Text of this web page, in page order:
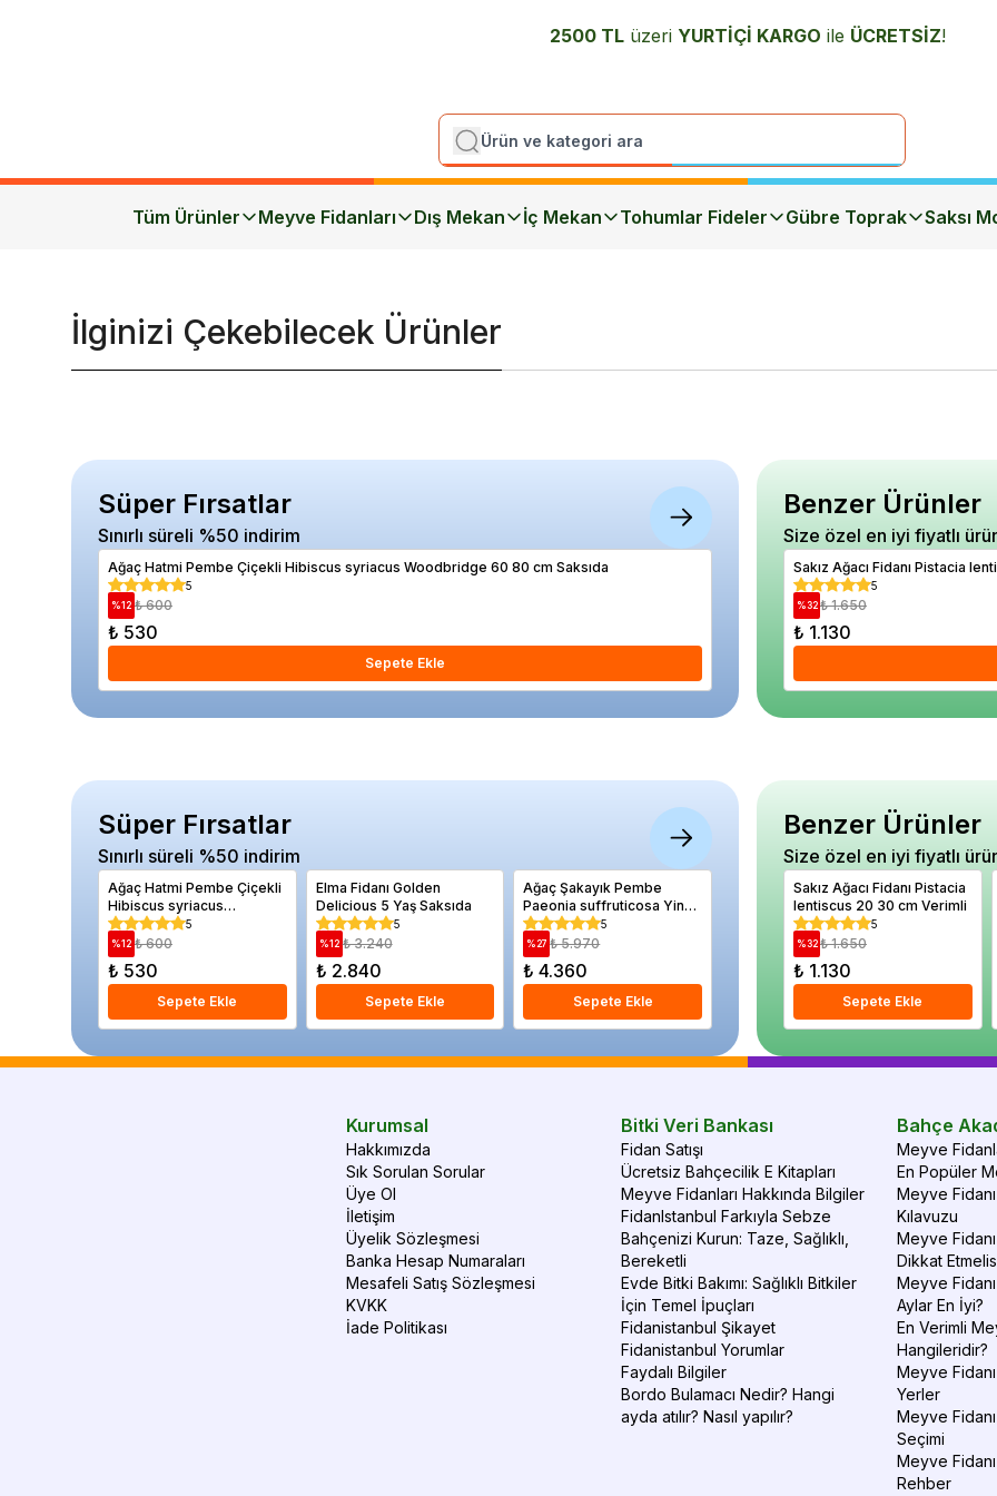
2500 TL üzeri YURTİÇİ KARGO ile ÜCRETSİZ!
Tüm Ürünler Meyve Fidanları Dış Mekan İç Mekan Tohumlar Fideler Gübre Toprak Saksı
İlginizi Çekebilecek Ürünler
Süper Fırsatlar
Sınırlı süreli %50 indirim
Ağaç Hatmi Pembe Çiçekli Hibiscus syriacus Woodbridge 60 80 cm Saksıda
5
%12 ₺ 600
₺ 530
Sepete Ekle
Elma Fidanı Golden Delicious 5 Yaş
5
₺ 3.240
Benzer Ürünler
Size özel en iyi fiyatlı
Sakız Ağacı Fidanı Pistacia
5
%32 ₺ 1.650
₺ 1.130
Süper Fırsatlar
Sınırlı süreli %50 indirim
Ağaç Hatmi Pembe Çiçekli
Hibiscus syriacus
Woodbridge 60 80 cm
Saksıda
5
%12 ₺ 600
₺ 530
Sepete Ekle
Elma Fidanı Golden
Delicious 5 Yaş Saksıda
5
%12 ₺ 3.240
₺ 2.840
Sepete Ekle
Ağaç Şakayık Pembe
Paeonia suffruticosa Yin
Hong Qiao Dui 20 cm İthal
5
%27 ₺ 5.970
₺ 4.360
Sepete Ekle
Keçi Söğüdü Salix caprea
120 cm Saksıda
5
Sepete Ekle
Erik
cm Açık
Benzer Ürünler
Size özel en iyi fiyatlı
Sakız Ağacı Fidanı Pistacia
lentiscus 20 30 cm Verimli
5
%32 ₺ 1.650
₺ 1.130
Sepete Ekle
Kurumsal
Hakkımızda
Sık Sorulan Sorular
Üye Ol
İletişim
Üyelik Sözleşmesi
Banka Hesap Numaraları
Mesafeli Satış Sözleşmesi
KVKK
İade Politikası
Bitki Veri Bankası
Fidan Satışı
Ücretsiz Bahçecilik E Kitapları
Meyve Fidanları Hakkında Bilgiler
FidanIstanbul Farkıyla Sebze
Bahçenizi Kurun: Taze, Sağlıklı,
Bereketli
Evde Bitki Bakımı: Sağlıklı Bitkiler
İçin Temel İpuçları
Fidanistanbul Şikayet
Fidanistanbul Yorumlar
Faydalı Bilgiler
Bordo Bulamacı Nedir? Hangi
ayda atılır? Nasıl yapılır?
Bahçe
Meyve
En Popüler
Meyve
Kılavuzu
Meyve
Dikkat
Meyve
Aylar En İyi?
En Verimli
Hangileridir?
Meyve
Yerler
Meyve
Seçimi
Meyve Fidanı
Rehber